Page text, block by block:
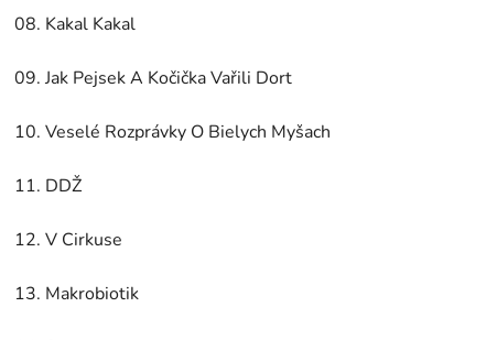
08. Kakal Kakal
09. Jak Pejsek A Kočička Vařili Dort
10. Veselé Rozprávky O Bielych Myšach
11. DDŽ
12. V Cirkuse
13. Makrobiotik